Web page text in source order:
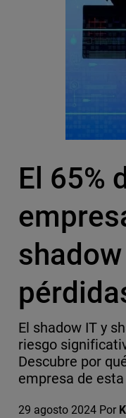
El 65%
El shadow IT y
riesgo
Descubre por
empresa de
29 agosto 2024 Por